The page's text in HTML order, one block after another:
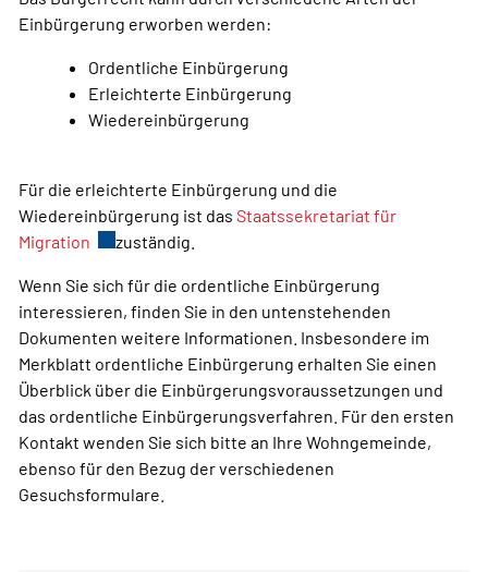
Einbürgerung erworben werden:
Ordentliche Einbürgerung
Erleichterte Einbürgerung
Wiedereinbürgerung
Für die erleichterte Einbürgerung und die
Wiedereinbürgerung ist das Staatssekretariat für
Migration
Externer Link wird in einem neuen Fenster
zuständig.
Wenn Sie sich für die ordentliche Einbürgerung
interessieren, finden Sie in den untenstehenden
Dokumenten weitere Informationen. Insbesondere im
Merkblatt ordentliche Einbürgerung erhalten Sie einen
Überblick über die Einbürgerungsvoraussetzungen und
das ordentliche Einbürgerungsverfahren. Für den ersten
Kontakt wenden Sie sich bitte an Ihre Wohngemeinde,
ebenso für den Bezug der verschiedenen
Gesuchsformulare.